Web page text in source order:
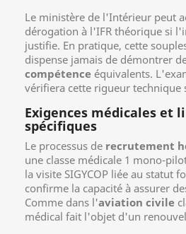
Le ministère de l'Intérieur peut
dérogation à l'IFR théorique si
justifie. En pratique, cette
dispense jamais de démontrer
compétence équivalents.
vérifiera cette rigueur technique
Exigences médicales et
spécifiques
Le processus de recrutement
une classe médicale 1 mono-
la visite SIGYCOP liée au statut
confirme la capacité à assurer
Comme dans l'aviation civile
médical fait l'objet d'un